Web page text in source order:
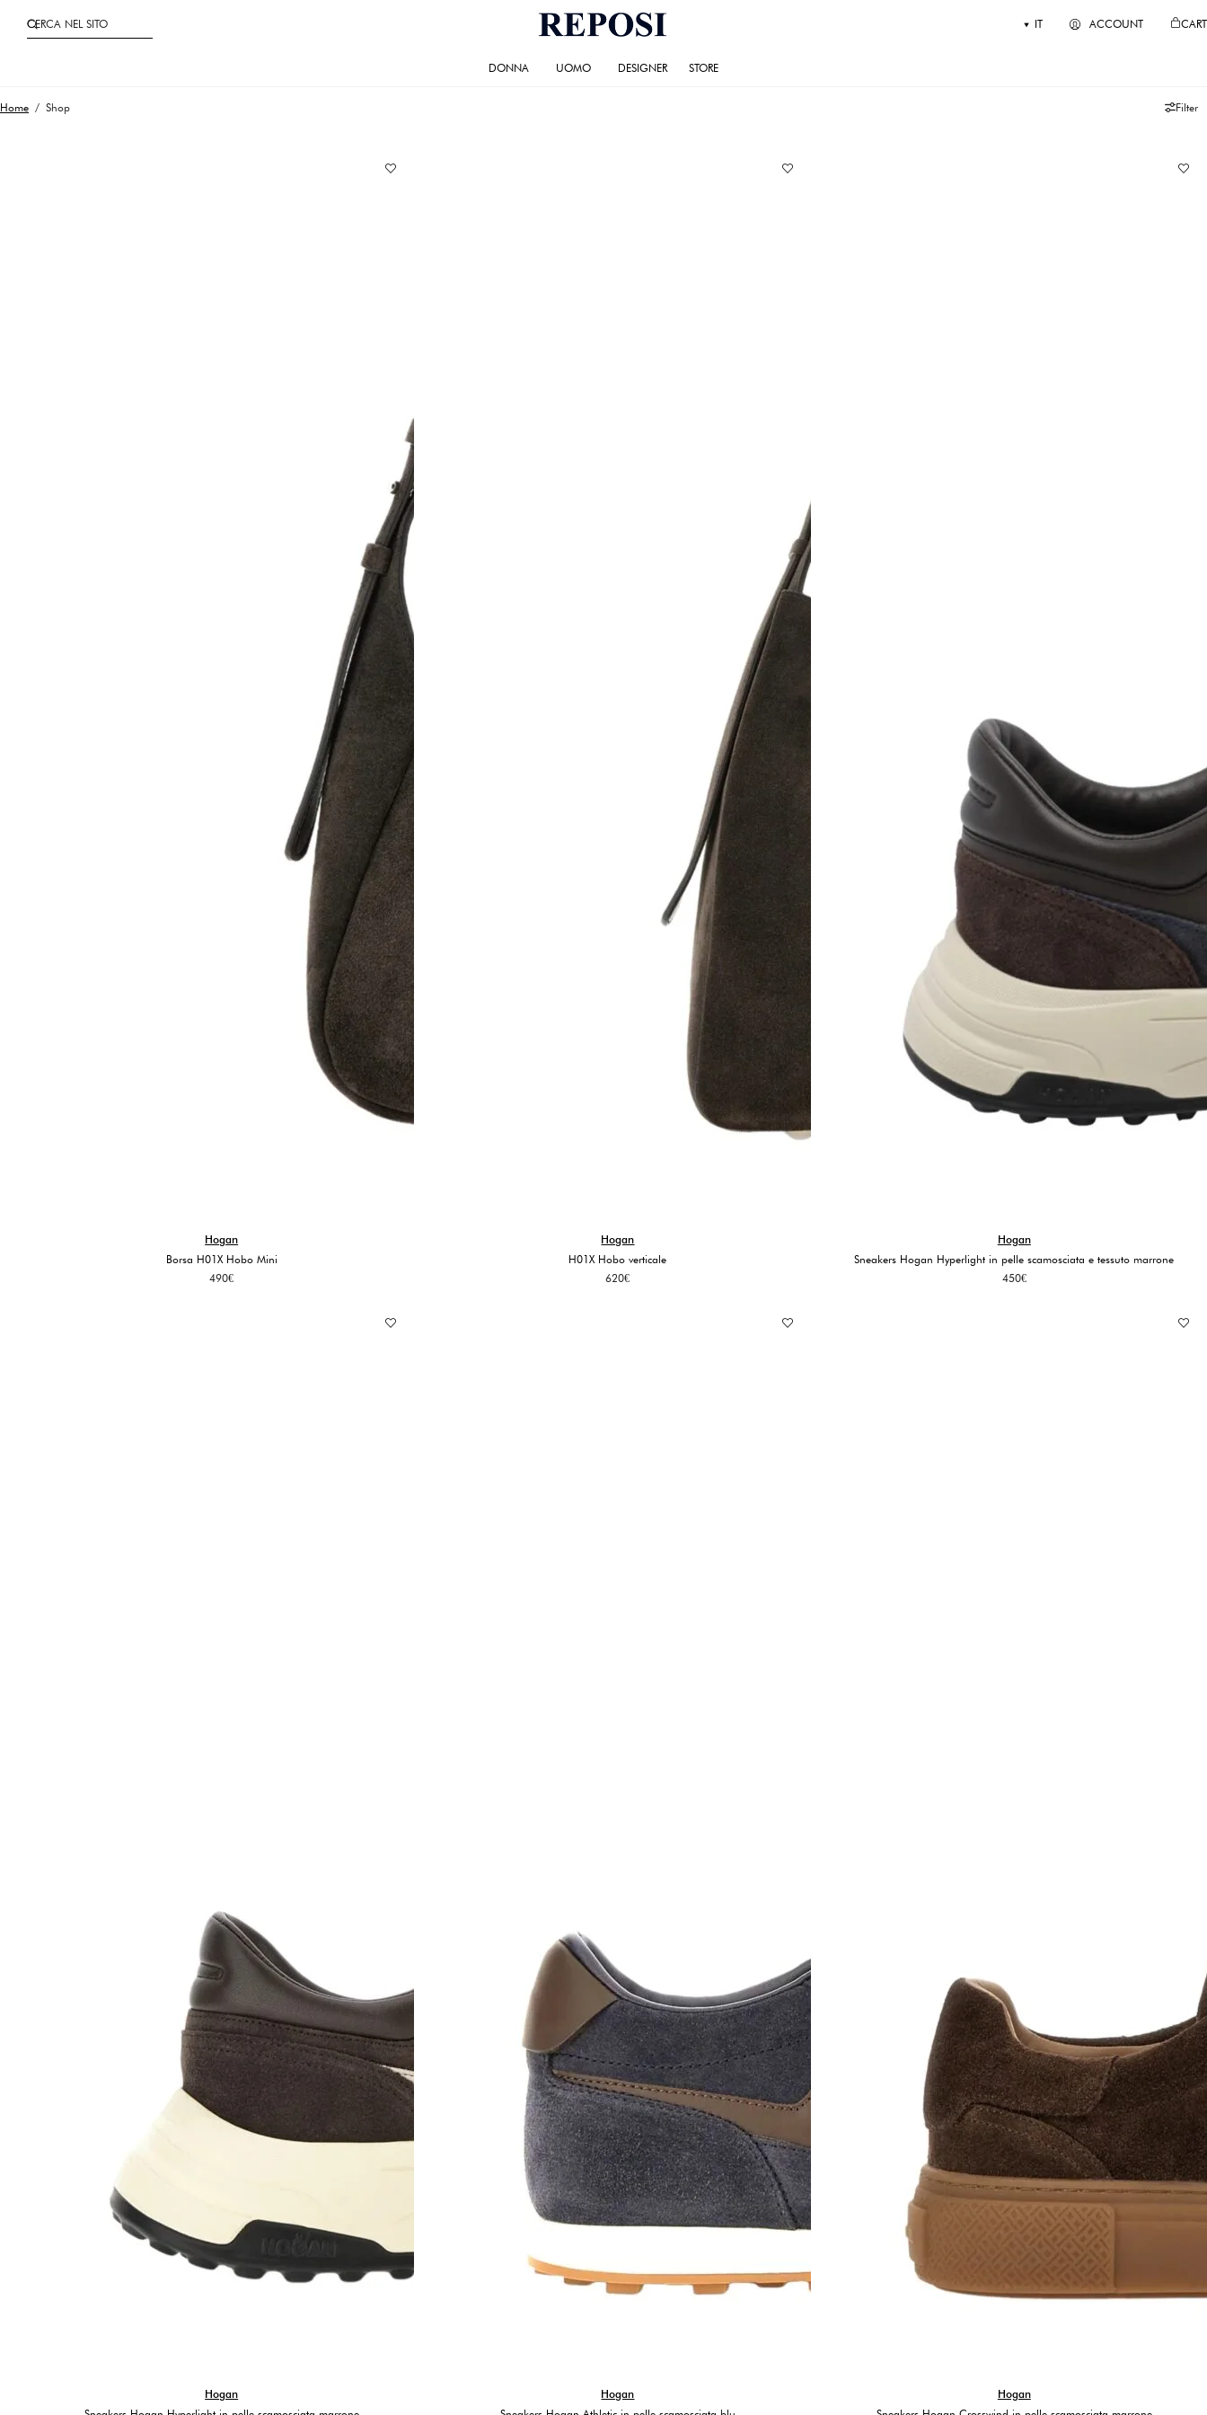
CERCA NEL SITO IT ACCOUNT CART
DONNA UOMO DESIGNER STORE
Home / Shop
Hogan
Borsa H01X Hobo Mini
490€
Hogan
H01X Hobo verticale
620€
Hogan
Sneakers Hogan Hyperlight in pelle scamosciata e tessuto marrone
450€
Hogan
Hogan
Hogan